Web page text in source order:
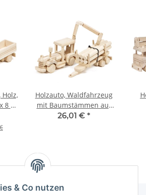
& Co nutzen
8 x
Holzauto, Waldfahrzeug
mit Baumstämmen auf
Anhänger,
26,01 € *